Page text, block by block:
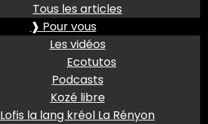
Tous les articles
❱ Pour vous
Les vidéos
Ecotutos
Podcasts
Kozé libre
Lofis la lang kréol La Rényon